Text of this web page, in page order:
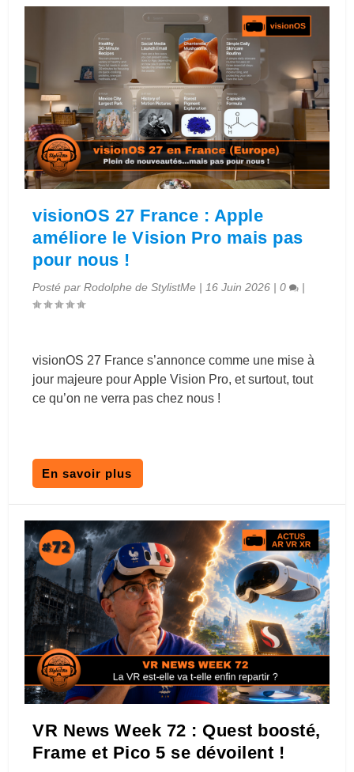
visionOS 27 France : Apple
améliore le Vision Pro mais pas
pour nous !
Posté parRodolphe de StylistMe |16 Juin 2026 |0 |
visionOS 27 France s’annonce comme une mise à
jour majeure pour Apple Vision Pro, et surtout, tout
ce qu’on ne verra pas chez nous !
En savoir plus
VR News Week 72 : Quest boosté,
Frame et Pico 5 se dévoilent !